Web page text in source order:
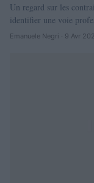
Un regard sur les
identifier une voie
Emanuele Negri · 9 Avr